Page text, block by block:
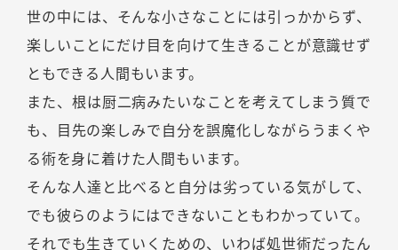
世の中には、そんな小さなことには引っかからず、
楽しいことにだけ目を向けて生きることが意識せず
ともできる人間もいます。
また、根は厨二病みたいなことを考えてしまう質で
も、目先の楽しみで自分を誤魔化しながらうまくや
る術を身に着けた人間もいます。
そんな人達と比べると自分は劣っている気がして、
でも彼らのようにはできないこともわかっていて。
それでも生きていくための、いわば処世術だったん